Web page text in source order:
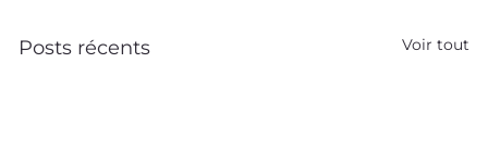
Posts récents Voir tout